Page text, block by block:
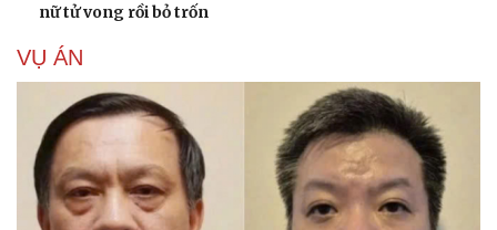
nữ tử vong rồi bỏ trốn
VỤ ÁN